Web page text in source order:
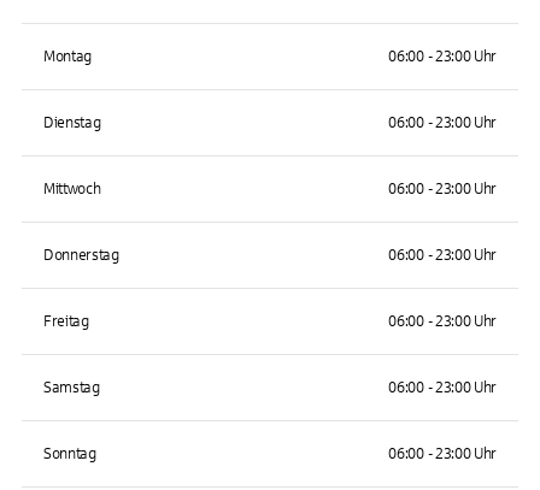
Montag 06:00 - 23:00 Uhr
Dienstag 06:00 - 23:00 Uhr
Mittwoch 06:00 - 23:00 Uhr
Donnerstag 06:00 - 23:00 Uhr
Freitag 06:00 - 23:00 Uhr
Samstag 06:00 - 23:00 Uhr
Sonntag 06:00 - 23:00 Uhr